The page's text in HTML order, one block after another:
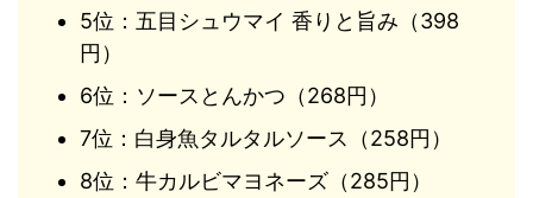
5位：五目シュウマイ 香りと旨み（398
円）
6位：ソースとんかつ（268円）
7位：白身魚タルタルソース（258円）
8位：牛カルビマヨネーズ（285円）